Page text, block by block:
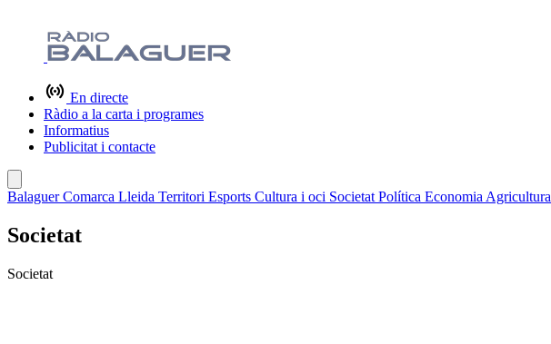
En directe
Ràdio a la carta i programes
Informatius
Publicitat i contacte
BalaguerComarca Lleida Territori Esports Cultura i oci Societat Política Economia Agricultura
Societat
Societat